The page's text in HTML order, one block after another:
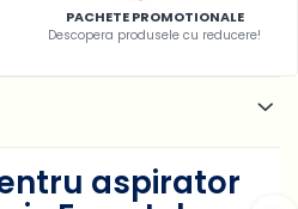
PACHETE PROMOTIONALE
Descopera produsele cu reducere!
aspirator